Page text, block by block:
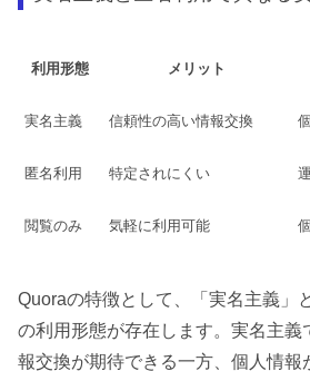
利用形態 メリット
実名主義 信頼性の高い情報交換
匿名利用 特定されにくい
閲覧のみ 気軽に利用可能
Quoraの特徴として、「実名主義」
の利用形態が存在します。実名主義
報交換が期待できる一方、個人情報